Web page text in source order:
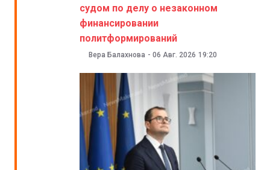
судом по делу о незаконном
финансировании
политформирований
Вера Балахнова - 06 Авг. 2026 19:20